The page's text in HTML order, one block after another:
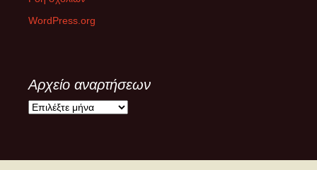
WordPress.org
Αρχείο αναρτήσεων
Α